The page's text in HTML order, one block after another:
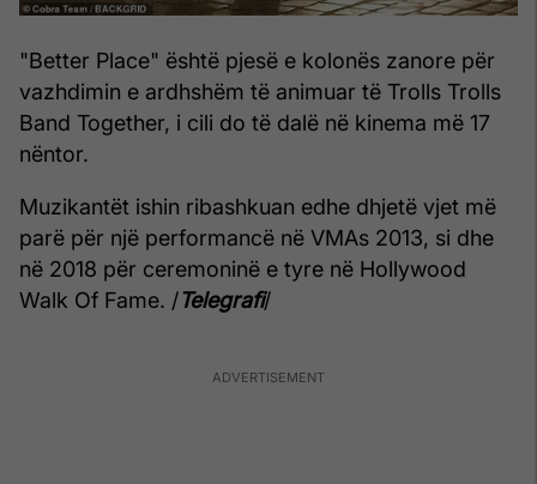
"Better Place" është pjesë e kolonës zanore për
vazhdimin e ardhshëm të animuar të Trolls Trolls
Band Together, i cili do të dalë në kinema më 17
nëntor.
Muzikantët ishin ribashkuan edhe dhjetë vjet më
parë për një performancë në VMAs 2013, si dhe
në 2018 për ceremoninë e tyre në Hollywood
Walk Of Fame. /Telegrafi/